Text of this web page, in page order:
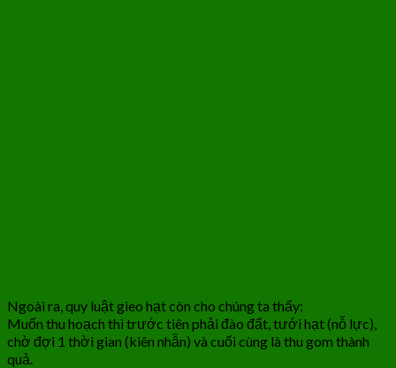
Ngoài ra, quy luật gieo hạt còn cho chúng ta thấy:
Muốn thu hoạch thì trước tiên phải đào đất, tưới hạt (nỗ lực),
chờ đợi 1 thời gian (kiên nhẫn) và cuối cùng là thu gom thành
quả.